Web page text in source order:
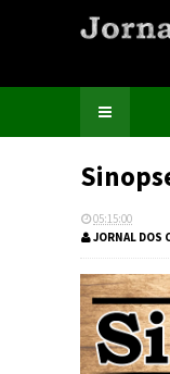
05:15:00
JORNAL DOS